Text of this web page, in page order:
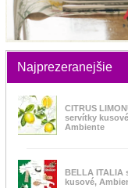
Najprezeranejšie
CITRUS
servítky
Ambiente
BELLA ITALIA
kusové,